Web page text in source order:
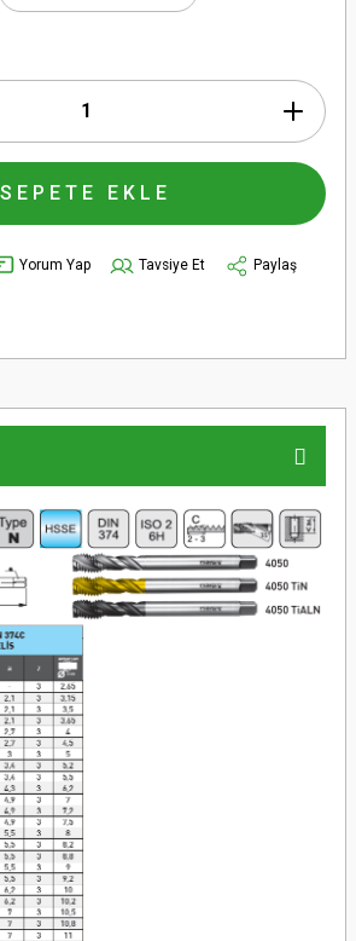
SEPETE EKLE
Yorum Yap Tavsiye Et
Paylaş